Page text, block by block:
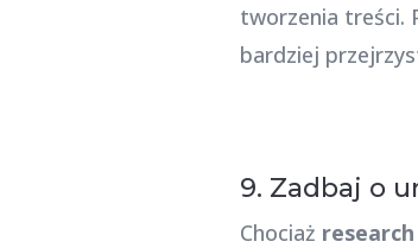
tworzenia treści.
bardziej
9. Zadbaj o
Chociaż research